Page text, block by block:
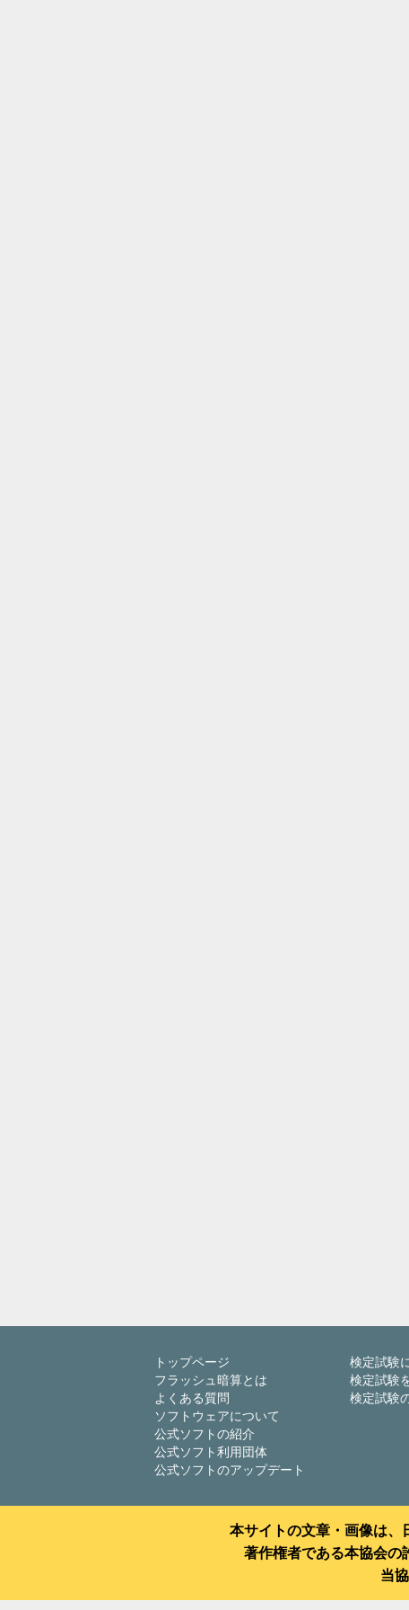
トップページ
フラッシュ暗算とは
よくある質問
ソフトウェアについて
公式ソフトの紹介
公式ソフト利用団体
公式ソフトのアップデート
検定試験
検定試験
検定試験
本サイトの文章・画像は、
著作権者である本協会の
当